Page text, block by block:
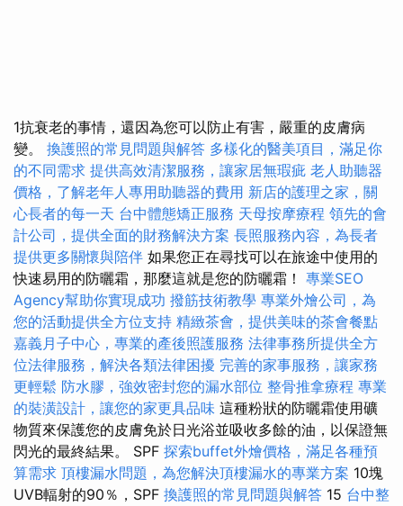
1抗衰老的事情，還因為您可以防止有害，嚴重的皮膚病
變。 換護照的常見問題與解答 多樣化的醫美項目，滿足你
的不同需求 提供高效清潔服務，讓家居無瑕疵 老人助聽器
價格，了解老年人專用助聽器的費用 新店的護理之家，關
心長者的每一天 台中體態矯正服務 天母按摩療程 領先的會
計公司，提供全面的財務解決方案 長照服務內容，為長者
提供更多關懷與陪伴 如果您正在尋找可以在旅途中使用的
快速易用的防曬霜，那麼這就是您的防曬霜！ 專業SEO
Agency幫助你實現成功 撥筋技術教學 專業外燴公司，為
您的活動提供全方位支持 精緻茶會，提供美味的茶會餐點
嘉義月子中心，專業的產後照護服務 法律事務所提供全方
位法律服務，解決各類法律困擾 完善的家事服務，讓家務
更輕鬆 防水膠，強效密封您的漏水部位 整骨推拿療程 專業
的裝潢設計，讓您的家更具品味 這種粉狀的防曬霜使用礦
物質來保護您的皮膚免於日光浴並吸收多餘的油，以保證無
閃光的最終結果。 SPF 探索buffet外燴價格，滿足各種預
算需求 頂樓漏水問題，為您解決頂樓漏水的專業方案 10塊
UVB輻射的90％，SPF 換護照的常見問題與解答 15 台中整